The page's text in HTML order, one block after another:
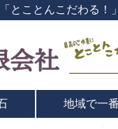
とことんこだわる！
地域で一